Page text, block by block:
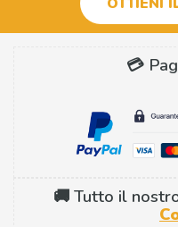
💳
🚚 Tutto il